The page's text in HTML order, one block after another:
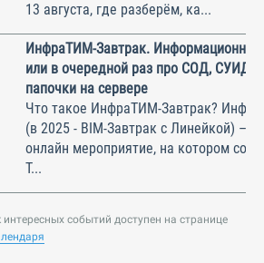
13 августа, где разберём, ка...
ИнфраТИМ-Завтрак.
или в очередной раз про СОД, СУИД и
папочки на сервере
Что такое ИнфраТИМ-Завтрак?
(в 2025 - BIM-Завтрак с Линейкой) –
онлайн мероприятие, на котором
Т...
событий доступен на странице